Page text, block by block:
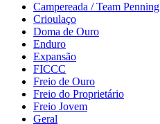
Campereada / Team Penning
Crioulaço
Doma de Ouro
Enduro
Expansão
FICCC
Freio de Ouro
Freio do Proprietário
Freio Jovem
Geral